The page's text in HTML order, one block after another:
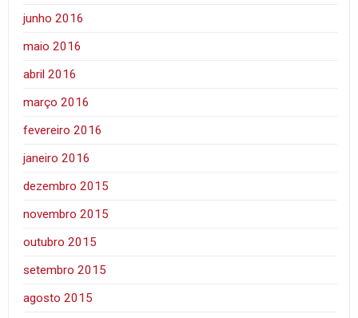
junho 2016
maio 2016
abril 2016
março 2016
fevereiro 2016
janeiro 2016
dezembro 2015
novembro 2015
outubro 2015
setembro 2015
agosto 2015